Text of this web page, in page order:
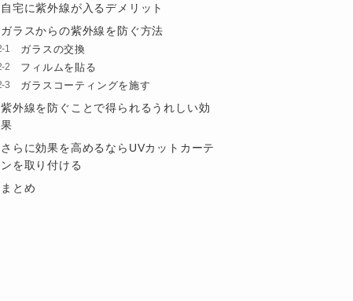
自宅に紫外線が入るデメリット
ガラスからの紫外線を防ぐ方法
ガラスの交換
フィルムを貼る
ガラスコーティングを施す
紫外線を防ぐことで得られるうれしい効
果
さらに効果を高めるならUVカットカーテ
ンを取り付ける
まとめ